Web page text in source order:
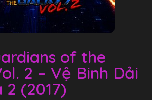
of the
2 – Vệ Binh Dải
2 (2017)